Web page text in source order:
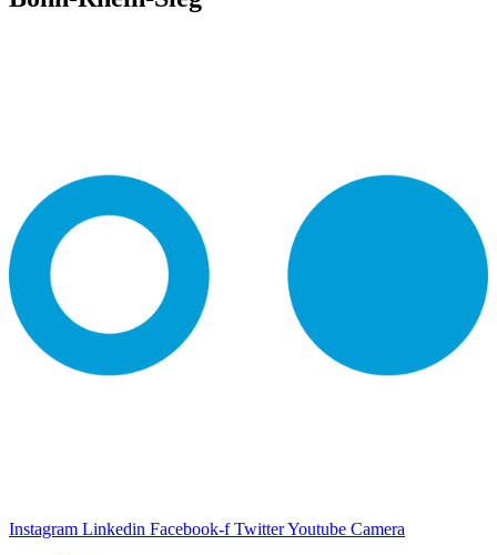
Instagram Linkedin Facebook-f TwitterYoutube Camera